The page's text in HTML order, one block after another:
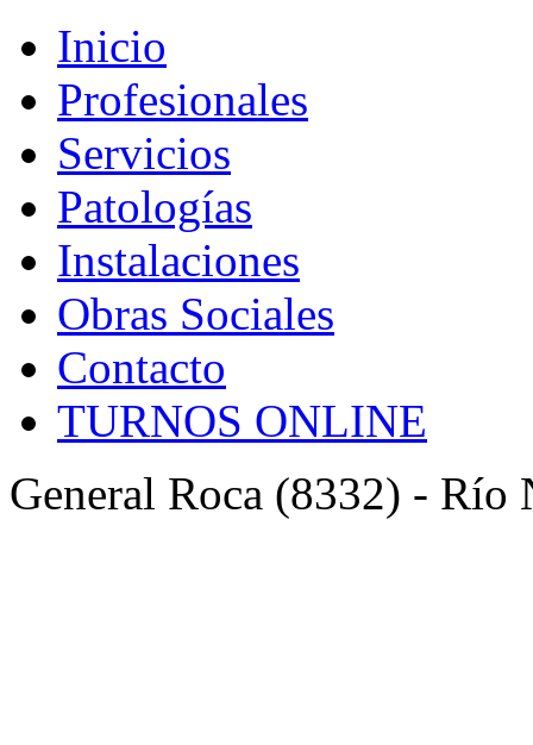
Inicio
Profesionales
Servicios
Patologías
Instalaciones
Obras Sociales
Contacto
TURNOS ONLINE
General Roca (8332) - Río